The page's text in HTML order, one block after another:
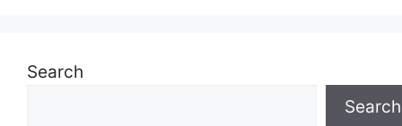
Search
Search